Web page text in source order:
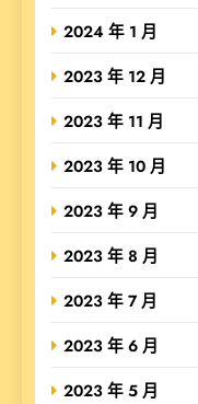
2024 年 1 月
2023 年 12 月
2023 年 11 月
2023 年 10 月
2023 年 9 月
2023 年 8 月
2023 年 7 月
2023 年 6 月
2023 年 5 月